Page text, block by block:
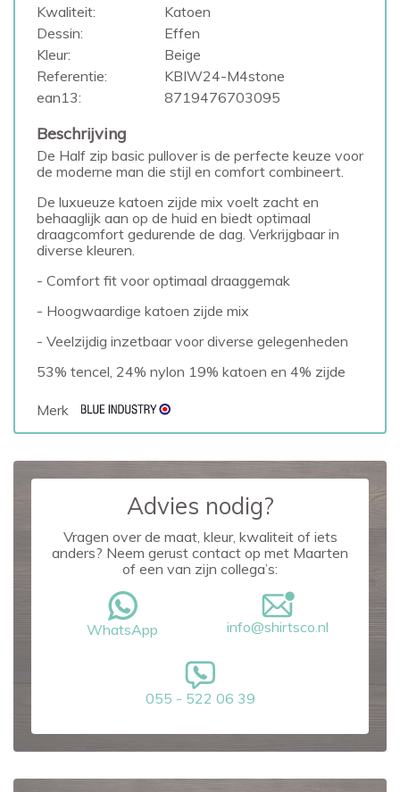
Kwaliteit:
Katoen
Dessin:
Effen
Kleur:
Beige
Referentie:
KBIW24-M4stone
ean13:
8719476703095
Beschrijving
De Half zip basic pullover is de perfecte keuze voor
de moderne man die stijl en comfort combineert.
De luxueuze katoen zijde mix voelt zacht en
behaaglijk aan op de huid en biedt optimaal
draagcomfort gedurende de dag. Verkrijgbaar in
diverse kleuren.
- Comfort fit voor optimaal draaggemak
- Hoogwaardige katoen zijde mix
- Veelzijdig inzetbaar voor diverse gelegenheden
53% tencel, 24% nylon 19% katoen en 4% zijde
Merk
Advies nodig?
Vragen over de maat, kleur, kwaliteit of iets
anders? Neem gerust contact op met Maarten
of een van zijn collega’s:
WhatsApp info@shirtsco.nl
055 - 522 06 39